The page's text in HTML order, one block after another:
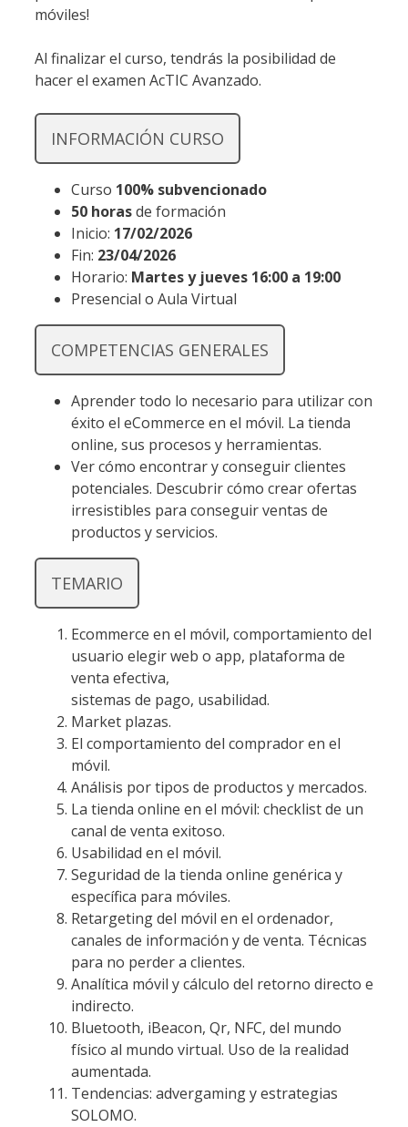
móviles!
Al finalizar el curso, tendrás la posibilidad de
hacer el examen AcTIC Avanzado.
INFORMACIÓN CURSO
Curso 100% subvencionado
50 horasde formación
Inicio: 17/02/2026
Fin: 23/04/2026
Horario: Martes y jueves 16:00 a 19:00
Presencial o Aula Virtual
COMPETENCIAS GENERALES
Aprender todo lo necesario para utilizar con
éxito el eCommerce en el móvil. La tienda
online, sus procesos y herramientas.
Ver cómo encontrar y conseguir clientes
potenciales. Descubrir cómo crear ofertas
irresistibles para conseguir ventas de
productos y servicios.
TEMARIO
Ecommerce en el móvil, comportamiento del
usuario elegir web o app, plataforma de
venta efectiva,
sistemas de pago, usabilidad.
Market plazas.
El comportamiento del comprador en el
móvil.
Análisis por tipos de productos y mercados.
La tienda online en el móvil: checklist de un
canal de venta exitoso.
Usabilidad en el móvil.
Seguridad de la tienda online genérica y
específica para móviles.
Retargeting del móvil en el ordenador,
canales de información y de venta. Técnicas
para no perder a clientes.
Analítica móvil y cálculo del retorno directo e
indirecto.
Bluetooth, iBeacon, Qr, NFC, del mundo
físico al mundo virtual. Uso de la realidad
aumentada.
Tendencias: advergaming y estrategias
SOLOMO.